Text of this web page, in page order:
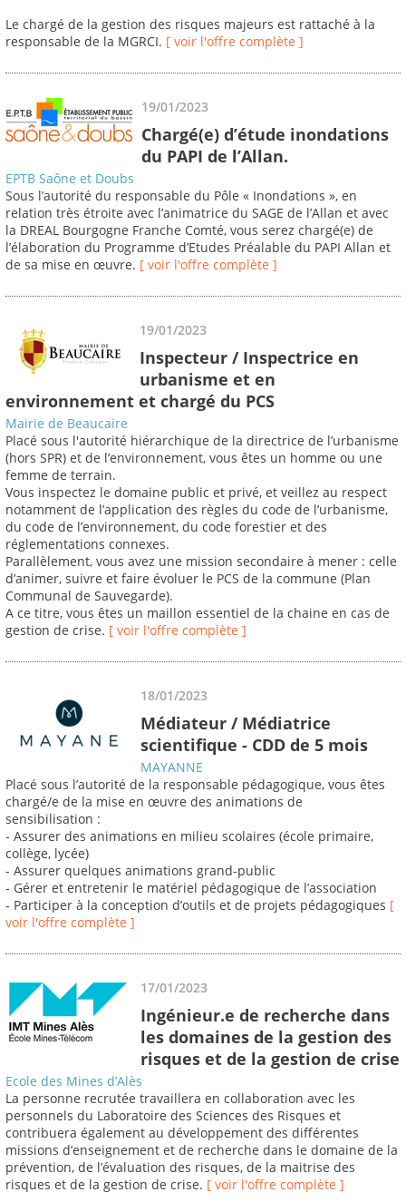
Le chargé de la gestion des risques majeurs est rattaché à la
responsable de la MGRCI. [ voir l'offre complète ]
19/01/2023
Chargé(e) d’étude inondations
du PAPI de l’Allan.
EPTB Saône et Doubs
Sous l’autorité du responsable du Pôle « Inondations », en
relation très étroite avec l’animatrice du SAGE de l’Allan et avec
la DREAL Bourgogne Franche Comté, vous serez chargé(e) de
l’élaboration du Programme d’Etudes Préalable du PAPI Allan et
de sa mise en œuvre. [ voir l'offre complète ]
19/01/2023
Inspecteur / Inspectrice en
urbanisme et en
environnement et chargé du PCS
Mairie de Beaucaire
Placé sous l'autorité hiérarchique de la directrice de l’urbanisme
(hors SPR) et de l’environnement, vous êtes un homme ou une
femme de terrain.
Vous inspectez le domaine public et privé, et veillez au respect
notamment de l’application des règles du code de l’urbanisme,
du code de l’environnement, du code forestier et des
réglementations connexes.
Parallèlement, vous avez une mission secondaire à mener : celle
d’animer, suivre et faire évoluer le PCS de la commune (Plan
Communal de Sauvegarde).
A ce titre, vous êtes un maillon essentiel de la chaine en cas de
gestion de crise. [ voir l'offre complète ]
18/01/2023
Médiateur / Médiatrice
scientifique - CDD de 5 mois
MAYANNE
Placé sous l’autorité de la responsable pédagogique, vous êtes
chargé/e de la mise en œuvre des animations de
sensibilisation :
- Assurer des animations en milieu scolaires (école primaire,
collège, lycée)
- Assurer quelques animations grand-public
- Gérer et entretenir le matériel pédagogique de l’association
- Participer à la conception d’outils et de projets pédagogiques [
voir l'offre complète ]
17/01/2023
Ingénieur.e de recherche dans
les domaines de la gestion des
risques et de la gestion de crise
Ecole des Mines d’Alès
La personne recrutée travaillera en collaboration avec les
personnels du Laboratoire des Sciences des Risques et
contribuera également au développement des différentes
missions d’enseignement et de recherche dans le domaine de la
prévention, de l’évaluation des risques, de la maitrise des
risques et de la gestion de crise. [ voir l'offre complète ]